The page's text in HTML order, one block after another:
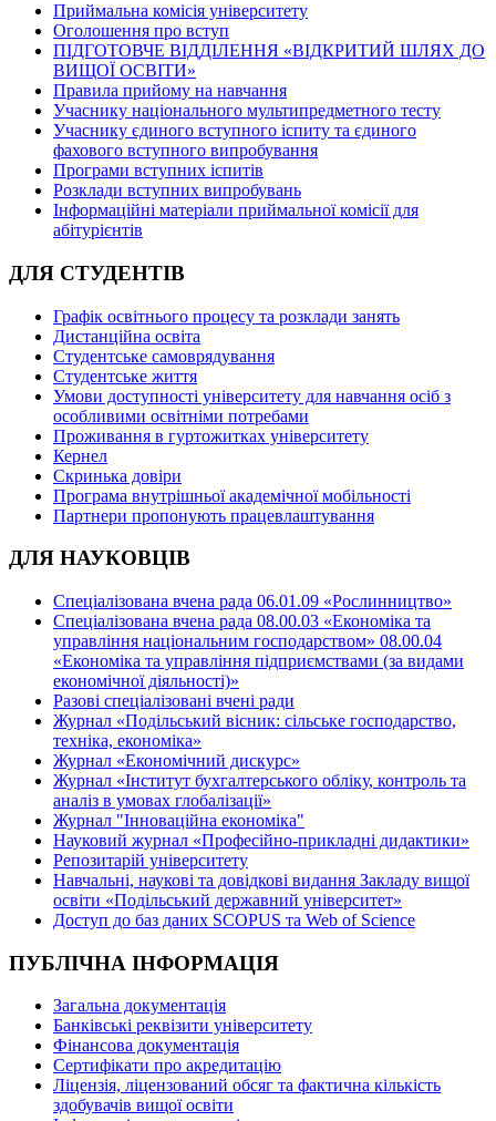
Приймальна комісія університету
Оголошення про вступ
ПІДГОТОВЧЕ ВІДДІЛЕННЯ «ВІДКРИТИЙ ШЛЯХ ДО
ВИЩОЇ ОСВІТИ»
Правила прийому на навчання
Учаснику національного мультипредметного тесту
Учаснику єдиного вступного іспиту та єдиного
фахового вступного випробування
Програми вступних іспитів
Розклади вступних випробувань
Інформаційні матеріали приймальної комісії для
абітурієнтів
ДЛЯ СТУДЕНТІВ
Графік освітнього процесу та розклади занять
Дистанційна освіта
Студентське самоврядування
Студентське життя
Умови доступності університету для навчання осіб з
особливими освітніми потребами
Проживання в гуртожитках університету
Кернел
Скринька довіри
Програма внутрішньої академічної мобільності
Партнери пропонують працевлаштування
ДЛЯ НАУКОВЦІВ
Спеціалізована вчена рада 06.01.09 «Рослинництво»
Спеціалізована вчена рада 08.00.03 «Економіка та
управління національним господарством» 08.00.04
«Економіка та управління підприємствами (за видами
економічної діяльності)»
Разові спеціалізовані вчені ради
Журнал «Подільський вісник: сільське господарство,
техніка, економіка»
Журнал «Економічний дискурс»
Журнал «Інститут бухгалтерського обліку, контроль та
аналіз в умовах глобалізації»
Журнал "Інноваційна економіка"
Науковий журнал «Професійно-прикладні дидактики»
Репозитарій університету
Навчальні, наукові та довідкові видання Закладу вищої
освіти «Подільський державний університет»
Доступ до баз даних SCOPUS та Web of Science
ПУБЛІЧНА ІНФОРМАЦІЯ
Загальна документація
Банківські реквізити університету
Фінансова документація
Сертифікати про акредитацію
Ліцензія, ліцензований обсяг та фактична кількість
здобувачів вищої освіти